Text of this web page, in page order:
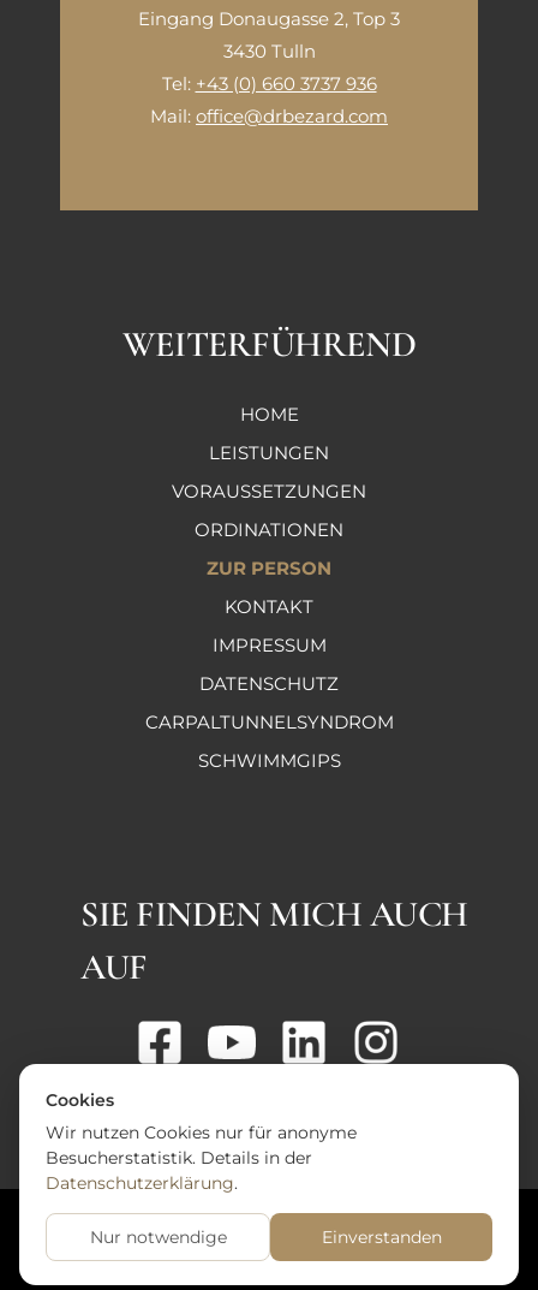
Eingang Donaugasse 2, Top 3
3430 Tulln
Tel: +43 (0) 660 3737 936
Mail: office@drbezard.com
WEITERFÜHREND
HOME
LEISTUNGEN
VORAUSSETZUNGEN
ORDINATIONEN
ZUR PERSON
KONTAKT
IMPRESSUM
DATENSCHUTZ
CARPALTUNNELSYNDROM
SCHWIMMGIPS
SIE FINDEN MICH AUCH
AUF
© Dr. Georg Bezard, 2026. Website: Bézard
Media GmbH
Cookies
Wir nutzen Cookies nur für anonyme
Besucherstatistik. Details in der
Datenschutzerklärung.
Nur notwendige Einverstanden